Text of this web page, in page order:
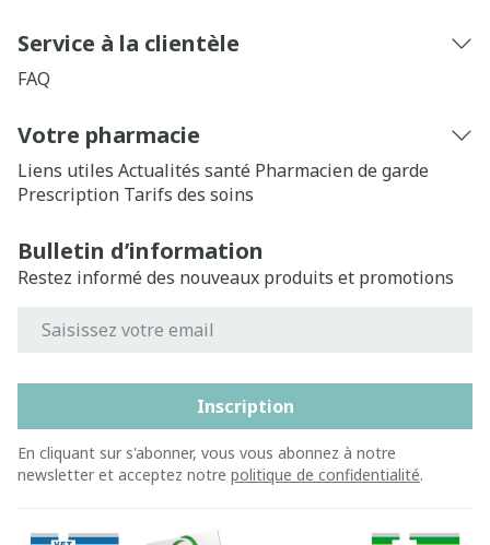
Service à la clientèle
FAQ
Votre pharmacie
Liens utiles Actualités santé Pharmacien de garde
Prescription Tarifs des soins
Bulletin d’information
Restez informé des nouveaux produits et promotions
Inscription
En cliquant sur s'abonner, vous vous abonnez à notre
newsletter et acceptez notre politique de confidentialité.